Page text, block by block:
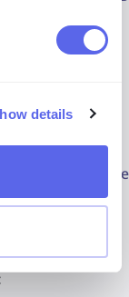
details
вернёт похожие
выглядеть
ИИ.